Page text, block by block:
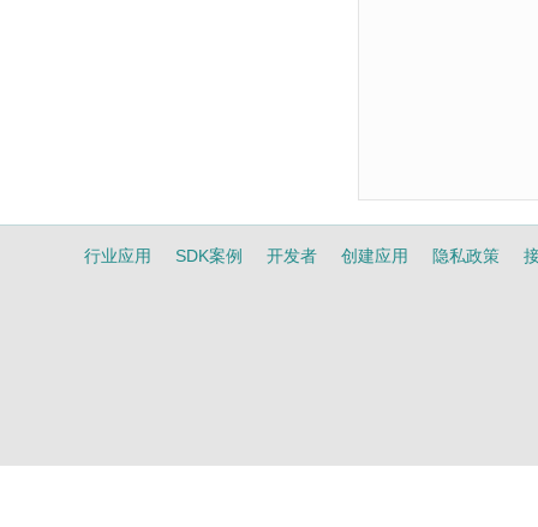
行业应用 SDK案例 开发者 创建应用 隐私政策